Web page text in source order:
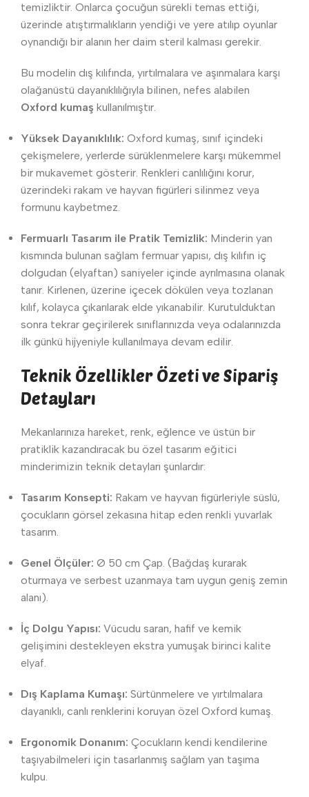
temizliktir. Onlarca çocuğun sürekli temas ettiği,
üzerinde atıştırmalıkların yendiği ve yere atılıp oyunlar
oynandığı bir alanın her daim steril kalması gerekir.
Bu modelin dış kılıfında, yırtılmalara ve aşınmalara karşı
olağanüstü dayanıklılığıyla bilinen, nefes alabilen
Oxford kumaş kullanılmıştır.
Yüksek Dayanıklılık: Oxford kumaş, sınıf içindeki
çekişmelere, yerlerde sürüklenmelere karşı mükemmel
bir mukavemet gösterir. Renkleri canlılığını korur,
üzerindeki rakam ve hayvan figürleri silinmez veya
formunu kaybetmez.
Fermuarlı Tasarım ile Pratik Temizlik: Minderin yan
kısmında bulunan sağlam fermuar yapısı, dış kılıfın iç
dolgudan (elyaftan) saniyeler içinde ayrılmasına olanak
tanır. Kirlenen, üzerine içecek dökülen veya tozlanan
kılıf, kolayca çıkarılarak elde yıkanabilir. Kurutulduktan
sonra tekrar geçirilerek sınıflarınızda veya odalarınızda
ilk günkü hijyeniyle kullanılmaya devam edilir.
Teknik Özellikler Özeti ve Sipariş
Detayları
Mekanlarınıza hareket, renk, eğlence ve üstün bir
pratiklik kazandıracak bu özel tasarım eğitici
minderimizin teknik detayları şunlardır:
Tasarım Konsepti: Rakam ve hayvan figürleriyle süslü,
çocukların görsel zekasına hitap eden renkli yuvarlak
tasarım.
Genel Ölçüler: Ø 50 cm Çap. (Bağdaş kurarak
oturmaya ve serbest uzanmaya tam uygun geniş zemin
alanı).
İç Dolgu Yapısı: Vücudu saran, hafif ve kemik
gelişimini destekleyen ekstra yumuşak birinci kalite
elyaf.
Dış Kaplama Kumaşı: Sürtünmelere ve yırtılmalara
dayanıklı, canlı renklerini koruyan özel Oxford kumaş.
Ergonomik Donanım: Çocukların kendi kendilerine
taşıyabilmeleri için tasarlanmış sağlam yan taşıma
kulpu.